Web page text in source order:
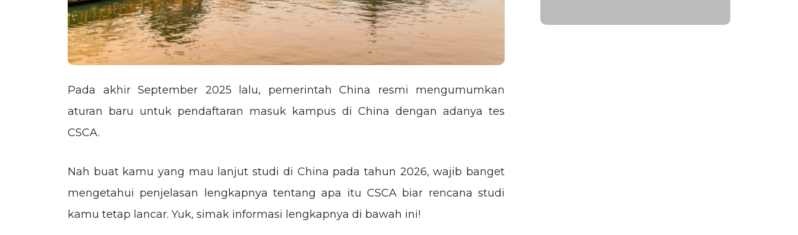
Pada akhir September 2025 lalu, pemerintah China resmi mengumumkan
aturan baru untuk pendaftaran masuk kampus di China dengan adanya tes
CSCA.
Nah buat kamu yang mau lanjut studi di China pada tahun 2026, wajib banget
mengetahui penjelasan lengkapnya tentang apa itu CSCA biar rencana studi
kamu tetap lancar. Yuk, simak informasi lengkapnya di bawah ini!